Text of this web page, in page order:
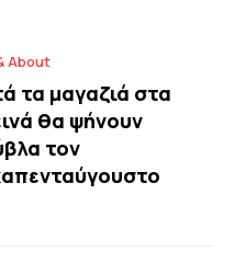
About
τα μαγαζιά στα
θα ψήνουν
τον